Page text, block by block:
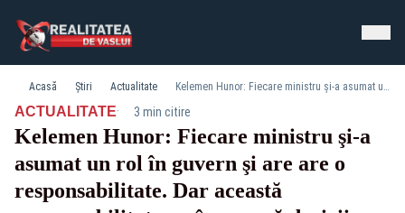
Acasă Știri Actualitate Kelemen Hunor: Fiecare ministru şi-a asumat un rol în guvern şi are are o responsabilitate. Dar această responsabilitate nu înseamnă decizii politice
ACTUALITATE· 3 min citire
Kelemen Hunor: Fiecare ministru şi-a
asumat un rol în guvern şi are are o
responsabilitate. Dar această